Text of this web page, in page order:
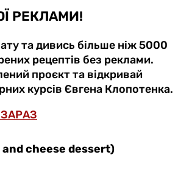
РЕКЛАМИ!
та дивись більше ніж 5000
рецептів без реклами.
проєкт та відкривай
курсів Євгена Клопотенка.
cheese dessert)